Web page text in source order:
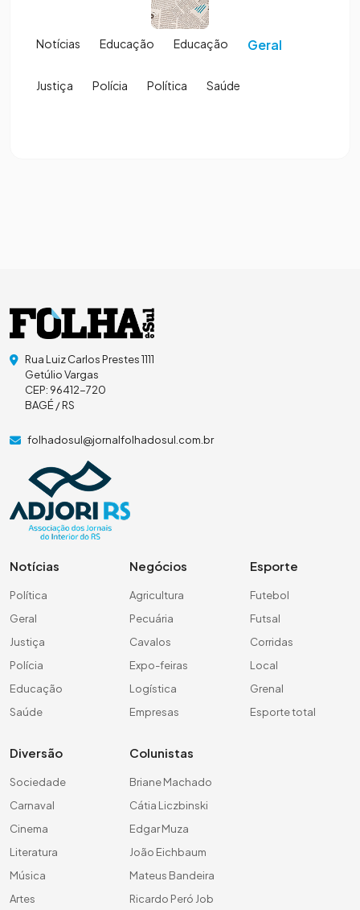
Notícias Educação Educação Geral
Justiça Polícia Política Saúde
Rua Luiz Carlos Prestes 1111
Getúlio Vargas
CEP: 96412-720
BAGÉ / RS
folhadosul@jornalfolhadosul.com.br
Notícias
Política
Geral
Justiça
Polícia
Educação
Saúde
Negócios
Agricultura
Pecuária
Cavalos
Expo-feiras
Logística
Empresas
Esporte
Futebol
Futsal
Corridas
Local
Grenal
Esporte total
Diversão
Sociedade
Carnaval
Cinema
Literatura
Música
Artes
Colunistas
Briane Machado
Cátia Liczbinski
Edgar Muza
João Eichbaum
Mateus Bandeira
Ricardo Peró Job